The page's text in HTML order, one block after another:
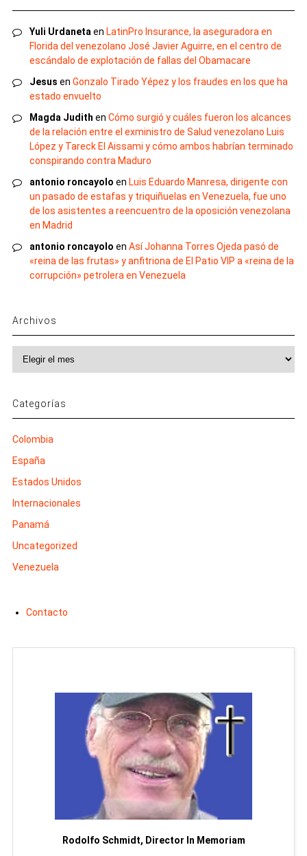
Yuli Urdaneta en LatinPro Insurance, la aseguradora en
Florida del venezolano José Javier Aguirre, en el centro de
escándalo de explotación de fallas del Obamacare
Jesus en Gonzalo Tirado Yépez y los fraudes en los que ha
estado envuelto
Magda Judith en Cómo surgió y cuáles fueron los alcances
de la relación entre el exministro de Salud venezolano Luis
López y Tareck El Aissami y cómo ambos habrían terminado
conspirando contra Maduro
antonio roncayolo en Luis Eduardo Manresa, dirigente con
un pasado de estafas y triquiñuelas en Venezuela, fue uno
de los asistentes a reencuentro de la oposición venezolana
en Madrid
antonio roncayolo en Así Johanna Torres Ojeda pasó de
«reina de las frutas» y anfitriona de El Patio VIP a «reina de la
corrupción» petrolera en Venezuela
Archivos
Categorías
Colombia
España
Estados Unidos
Internacionales
Panamá
Uncategorized
Venezuela
Contacto
Rodolfo Schmidt, Director In Memoriam